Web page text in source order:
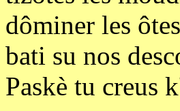
dôminer les
bati su nos
Paskè tu creus